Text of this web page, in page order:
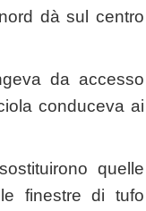
dà sul centro
da accesso
conduceva ai
quelle
finestre di tufo